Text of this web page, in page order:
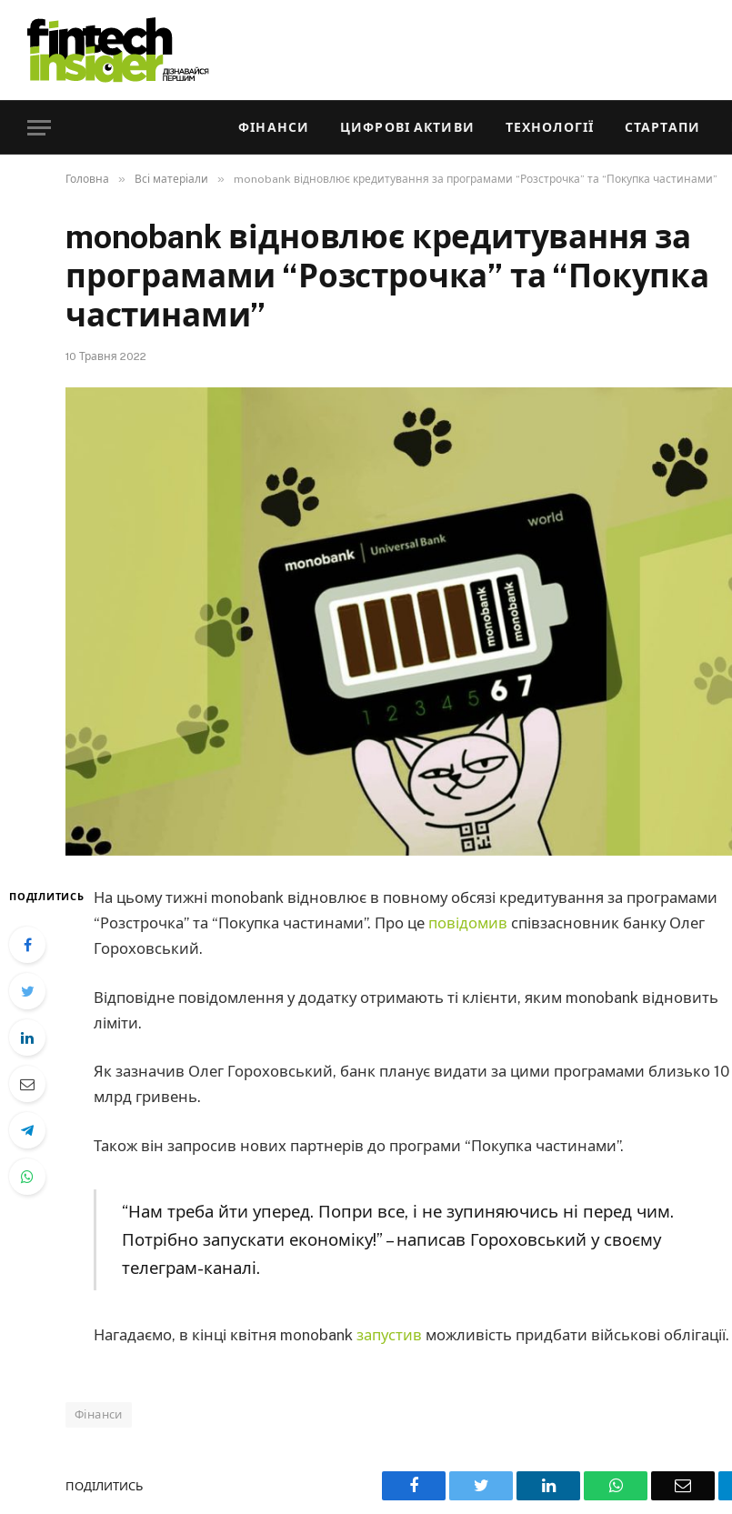
ФІНАНСИ ЦИФРОВІ АКТИВИ ТЕХНОЛОГІЇ СТАРТАПИ
Головна » Всі матеріали » monobank відновлює кредитування за програмами “Розстрочка” та “Покупка частинами”
monobank відновлює кредитування за
програмами “Розстрочка” та “Покупка
частинами”
10 Травня 2022
ПОДІЛИТИСЬ
На цьому тижні monobank відновлює в повному обсязі кредитування за програмами
“Розстрочка” та “Покупка частинами”. Про це повідомив співзасновник банку Олег
Гороховський.
Відповідне повідомлення у додатку отримають ті клієнти, яким monobank відновить
ліміти.
Як зазначив Олег Гороховський, банк планує видати за цими програмами близько 10
млрд гривень.
Також він запросив нових партнерів до програми “Покупка частинами”.
“Нам треба йти уперед. Попри все, і не зупиняючись ні перед чим.
Потрібно запускати економіку!” – написав Гороховський у своєму
телеграм-каналі.
Нагадаємо, в кінці квітня monobank запустив можливість придбати військові облігації.
Фінанси
ПОДІЛИТИСЬ Facebook Twitter LinkedIn WhatsAppEmail